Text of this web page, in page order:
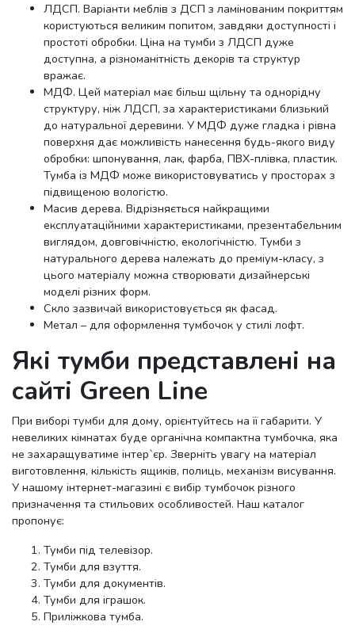
ЛДСП. Варіанти меблів з ДСП з ламінованим покриттям
користуються великим попитом, завдяки доступності і
простоті обробки. Ціна на тумби з ЛДСП дуже
доступна, а різноманітність декорів та структур
вражає.
МДФ. Цей матеріал має більш щільну та однорідну
структуру, ніж ЛДСП, за характеристиками близький
до натуральної деревини. У МДФ дуже гладка і рівна
поверхня дає можливість нанесення будь-якого виду
обробки: шпонування, лак, фарба, ПВХ-плівка, пластик.
Тумба із МДФ може використовуватись у просторах з
підвищеною вологістю.
Масив дерева. Відрізняється найкращими
експлуатаційними характеристиками, презентабельним
виглядом, довговічністю, екологічністю. Тумби з
натурального дерева належать до преміум-класу, з
цього матеріалу можна створювати дизайнерські
моделі різних форм.
Скло зазвичай використовується як фасад.
Метал – для оформлення тумбочок у стилі лофт.
Які тумби представлені на
сайті Green Line
При виборі тумби для дому, орієнтуйтесь на її габарити. У
невеликих кімнатах буде органічна компактна тумбочка, яка
не захаращуватиме інтер`єр. Зверніть увагу на матеріал
виготовлення, кількість ящиків, полиць, механізм висування.
У нашому інтернет-магазині є вибір тумбочок різного
призначення та стильових особливостей. Наш каталог
пропонує:
Тумби під телевізор.
Тумби для взуття.
Тумби для документів.
Тумби для іграшок.
Приліжкова тумба.